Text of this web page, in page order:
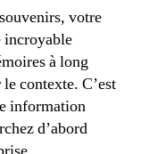
votre
incroyable
à long
contexte. C’est
information
d’abord